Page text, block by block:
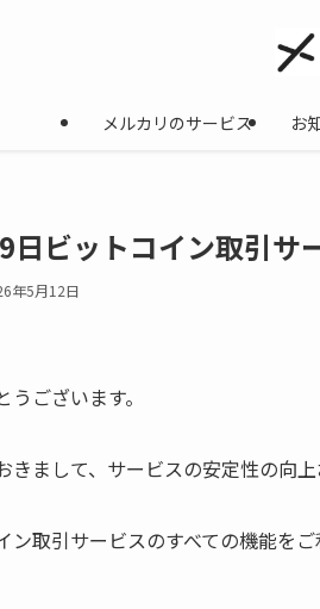
メルカリのサービス お
日ビットコイン取引
年5月12日
ございます。
きまして、サービスの安定性の向
取引サービスのすべての機能を